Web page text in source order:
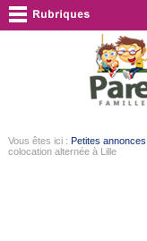
Vous êtes ici : Petites annonces
colocation alternée à Lille